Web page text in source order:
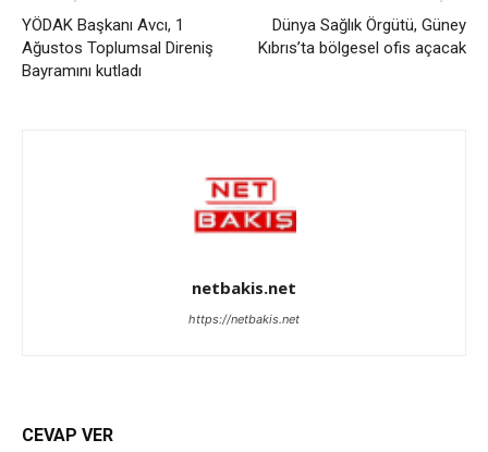
YÖDAK Başkanı Avcı, 1
Ağustos Toplumsal Direniş
Bayramını kutladı
Dünya Sağlık Örgütü, Güney
Kıbrıs’ta bölgesel ofis açacak
netbakis.net
https://netbakis.net
CEVAP VER